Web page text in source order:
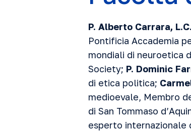
P. Alberto Carrara, L.C.
Pontificia Accademia
mondiali di neuroetica
Society; P. Dominic
di etica politica;
medioevale, Membro
di San Tommaso
esperto internazionale